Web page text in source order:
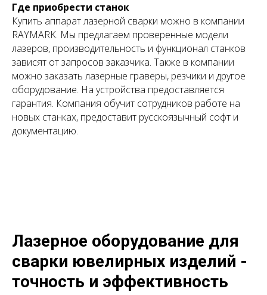
Где приобрести станок
Купить аппарат лазерной сварки можно в компании
RAYMARK. Мы предлагаем проверенные модели
лазеров, производительность и функционал станков
зависят от запросов заказчика. Также в компании
можно заказать лазерные граверы, резчики и другое
оборудование. На устройства предоставляется
гарантия. Компания обучит сотрудников работе на
новых станках, предоставит русскоязычный софт и
документацию.
Лазерное оборудование для
сварки ювелирных изделий -
точность и эффективность